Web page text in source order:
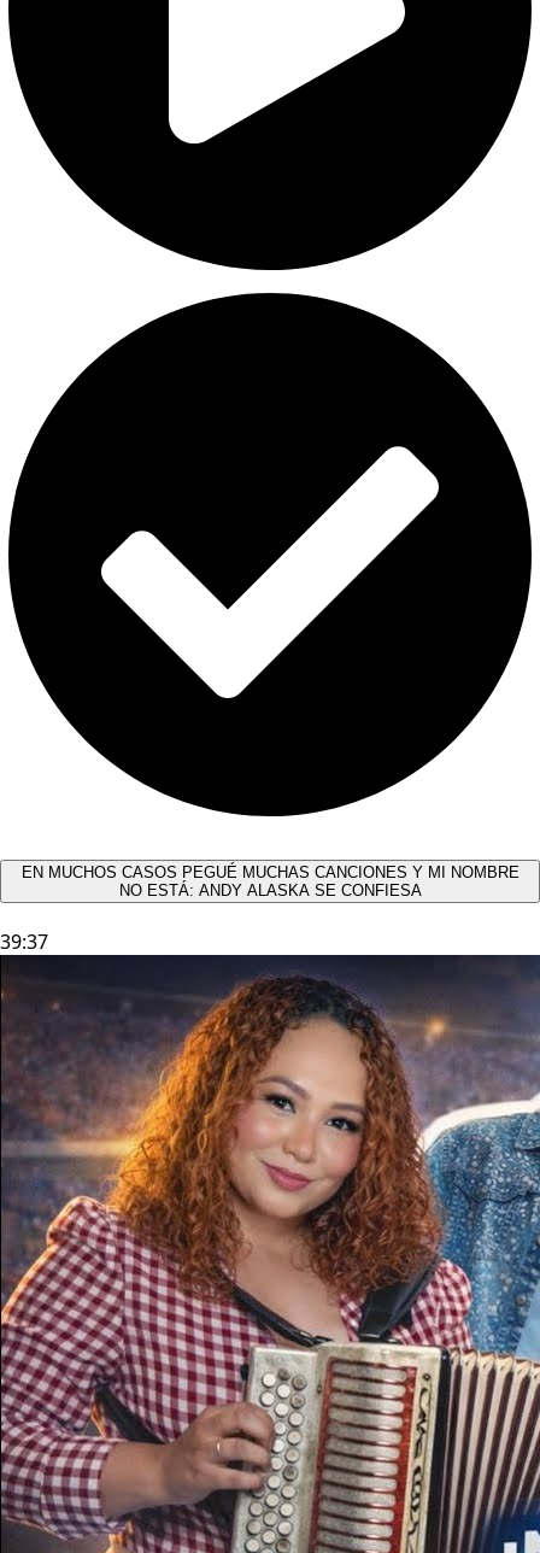
EN MUCHOS CASOS PEGUÉ MUCHAS CANCIONES Y MI NOMBRE
NO ESTÁ: ANDY ALASKA SE CONFIESA​
39:37